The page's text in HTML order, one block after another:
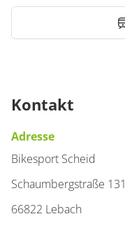
Kontakt
Adresse
Bikesport Scheid
Schaumbergstraße 131
66822 Lebach